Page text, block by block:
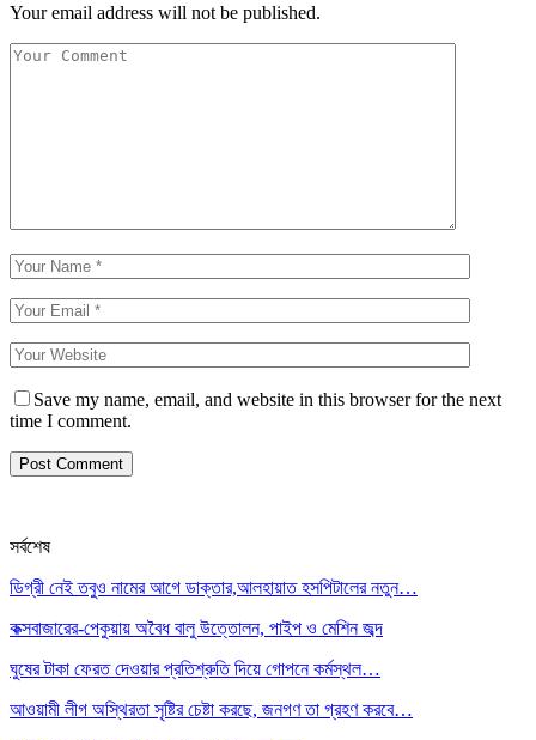
Your email address will not be published.
Save my name, email, and website in this browser for the next
time I comment.
সর্বশেষ
ডিগ্রী নেই তবুও নামের আগে ডাক্তার,আলহায়াত হসপিটালের নতুন…
কক্সবাজারের-পেকুয়ায় অবৈধ বালু উত্তোলন, পাইপ ও মেশিন জব্দ
ঘুষের টাকা ফেরত দেওয়ার প্রতিশ্রুতি দিয়ে গোপনে কর্মস্থল…
আওয়ামী লীগ অস্থিরতা সৃষ্টির চেষ্টা করছে, জনগণ তা গ্রহণ করবে…